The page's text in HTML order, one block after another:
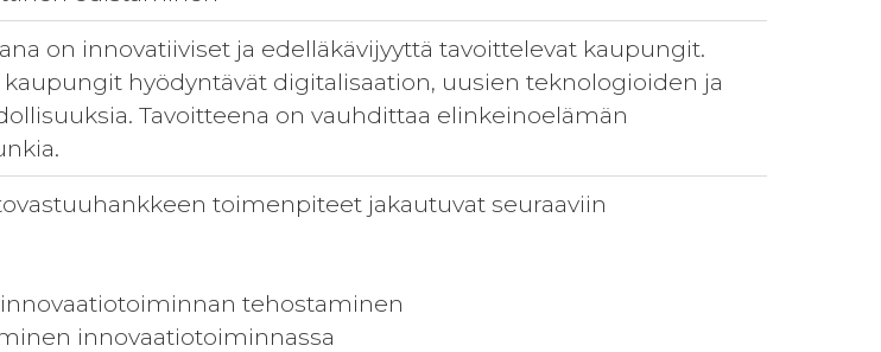
on innovatiiviset ja edelläkävijyyttä tavoittelevat kaupungit.
hyödyntävät digitalisaation, uusien teknologioiden ja
Tavoitteena on vauhdittaa elinkeinoelämän
toimenpiteet jakautuvat seuraaviin
tehostaminen
innovaatiotoiminnassa